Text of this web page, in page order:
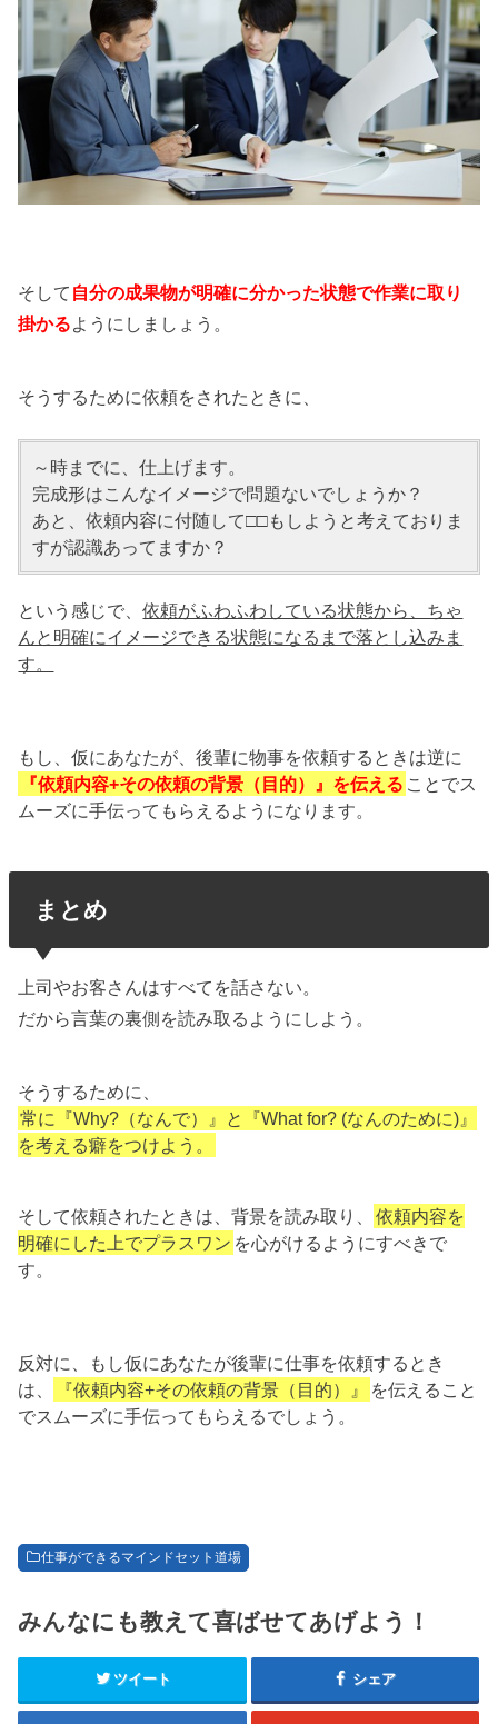
そして 自分の成果物が明確に分かった状態で作業に取り
掛かるようにしましょう。
そうするために依頼をされたときに、
～時までに、仕上げます。
完成形はこんなイメージで問題ないでしょうか？
あと、依頼内容に付随して□□もしようと考えておりま
すが認識あってますか？
という感じで、依頼がふわふわしている状態から、ちゃ
んと明確にイメージできる状態になるまで落とし込みま
す。
もし、仮にあなたが、後輩に物事を依頼するときは逆に
『依頼内容+その依頼の背景（目的）』を伝える ことでス
ムーズに手伝ってもらえるようになります。
まとめ
上司やお客さんはすべてを話さない。
だから言葉の裏側を読み取るようにしよう。
そうするために、
常に『Why?（なんで）』と『What for? (なんのために)』
を考える癖をつけよう。
そして依頼されたときは、背景を読み取り、
依頼内容を
明確にした上でプラスワン を心がけるようにすべきで
す。
反対に、もし仮にあなたが後輩に仕事を依頼するとき
は、
『依頼内容+その依頼の背景（目的）』
を伝えること
でスムーズに手伝ってもらえるでしょう。
仕事ができるマインドセット道場
みんなにも教えて喜ばせてあげよう！
ツイート シェア